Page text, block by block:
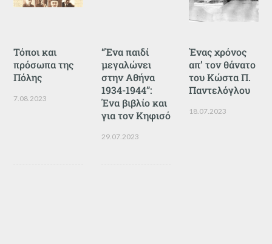
Τόποι και
πρόσωπα της
Πόλης
7.08.2023
“Ένα παιδί
μεγαλώνει
στην Αθήνα
1934-1944”:
Ένα βιβλίο και
για τον Κηφισό
29.07.2023
Ένας χρόνος
απ’ τον θάνατο
του Κώστα Π.
Παντελόγλου
18.07.2023